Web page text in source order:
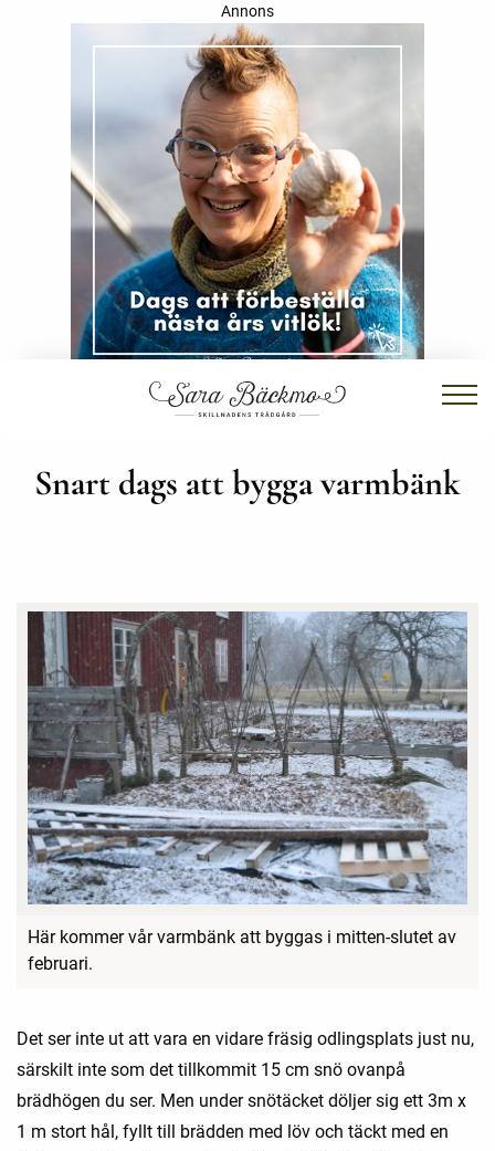
Annons
Snart dags att bygga varmbänk
Här kommer vår varmbänk att byggas i mitten-slutet av
februari.
Det ser inte ut att vara en vidare fräsig odlingsplats just nu,
särskilt inte som det tillkommit 15 cm snö ovanpå
brädhögen du ser. Men under snötäcket döljer sig ett 3m x
1 m stort hål, fyllt till brädden med löv och täckt med en